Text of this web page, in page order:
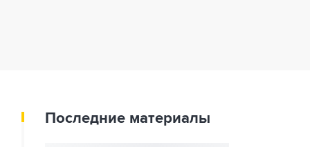
Последние материалы